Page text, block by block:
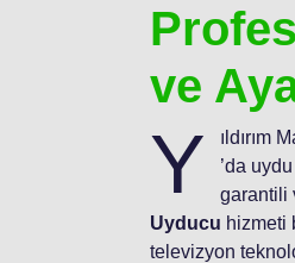
ve
Y
ıldırım
’da
garantili
Uyducu hizmeti
televizyon